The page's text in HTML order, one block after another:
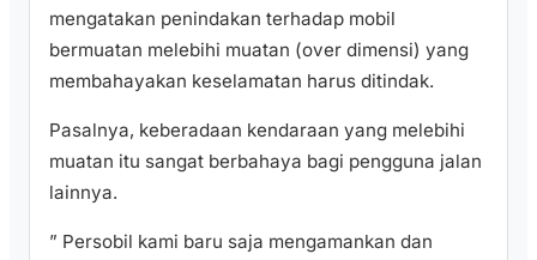
mengatakan penindakan terhadap mobil
bermuatan melebihi muatan (over dimensi) yang
membahayakan keselamatan harus ditindak.
Pasalnya, keberadaan kendaraan yang melebihi
muatan itu sangat berbahaya bagi pengguna jalan
lainnya.
” Persobil kami baru saja mengamankan dan